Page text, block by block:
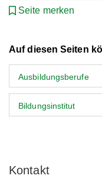
Seite merken
Auf diesen Seiten
Ausbildungsberufe
Bildungsinstitut
Kontakt